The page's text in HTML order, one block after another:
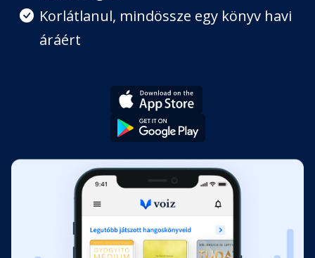
Korlátlanul, mindössze egy könyv havi
áráért